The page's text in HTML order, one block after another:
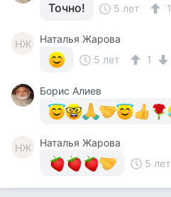
Точно! 5 лет 1
НЖ
Наталья Жарова
5 лет
1
Борис Алиев
НЖ
Наталья Жарова
5 лет